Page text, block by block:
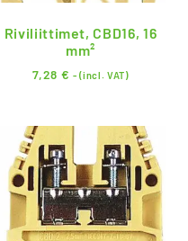
Riviliittimet, CBD16, 16
mm²
7,28 € - (incl. VAT)